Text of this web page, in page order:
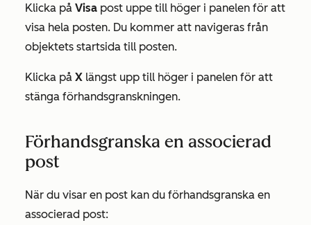
Klicka på Visa post uppe till höger i panelen för att
visa hela posten. Du kommer att navigeras från
objektets startsida till posten.
Klicka på X längst upp till höger i panelen för att
stänga förhandsgranskningen.
Förhandsgranska en associerad
post
När du visar en post kan du förhandsgranska en
associerad post: